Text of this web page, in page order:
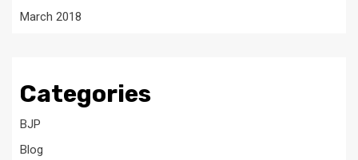
March 2018
Categories
BJP
Blog